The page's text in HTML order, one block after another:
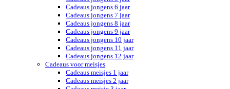
Cadeaus jongens 6 jaar
Cadeaus jongens 7 jaar
Cadeaus jongens 8 jaar
Cadeaus jongens 9 jaar
Cadeaus jongens 10 jaar
Cadeaus jongens 11 jaar
Cadeaus jongens 12 jaar
Cadeaus voor meisjes
Cadeaus meisjes 1 jaar
Cadeaus meisjes 2 jaar